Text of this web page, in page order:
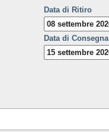
Data di Ritiro
Data di Consegna